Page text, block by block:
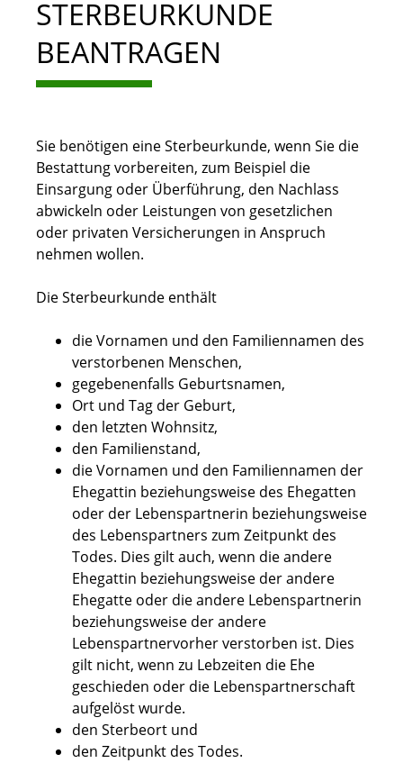
STERBEURKUNDE
BEANTRAGEN
Sie benötigen eine Sterbeurkunde, wenn Sie die
Bestattung vorbereiten, zum Beispiel die
Einsargung oder Überführung, den Nachlass
abwickeln oder Leistungen von gesetzlichen
oder privaten Versicherungen in Anspruch
nehmen wollen.
Die Sterbeurkunde enthält
die Vornamen und den Familiennamen des
verstorbenen Menschen,
gegebenenfalls Geburtsnamen,
Ort und Tag der Geburt,
den letzten Wohnsitz,
den Familienstand,
die Vornamen und den Familiennamen der
Ehegattin beziehungsweise des Ehegatten
oder der Lebenspartnerin beziehungsweise
des Lebenspartners zum Zeitpunkt des
Todes. Dies gilt auch, wenn die andere
Ehegattin beziehungsweise der andere
Ehegatte oder die andere Lebenspartnerin
beziehungsweise der andere
Lebenspartnervorher verstorben ist. Dies
gilt nicht, wenn zu Lebzeiten die Ehe
geschieden oder die Lebenspartnerschaft
aufgelöst wurde.
den Sterbeort und
den Zeitpunkt des Todes.